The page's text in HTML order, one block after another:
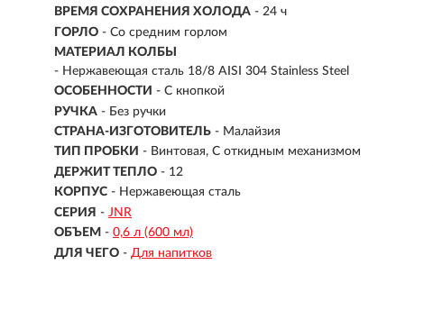
ВРЕМЯ СОХРАНЕНИЯ ХОЛОДА - 24 ч
ГОРЛО - Со средним горлом
МАТЕРИАЛ КОЛБЫ
- Нержавеющая сталь 18/8 AISI 304 Stainless Steel
ОСОБЕННОСТИ - С кнопкой
РУЧКА - Без ручки
СТРАНА-ИЗГОТОВИТЕЛЬ - Малайзия
ТИП ПРОБКИ - Винтовая, С откидным механизмом
ДЕРЖИТ ТЕПЛО - 12
КОРПУС - Нержавеющая сталь
СЕРИЯ - JNR
ОБЪЕМ - 0,6 л (600 мл)
ДЛЯ ЧЕГО - Для напитков